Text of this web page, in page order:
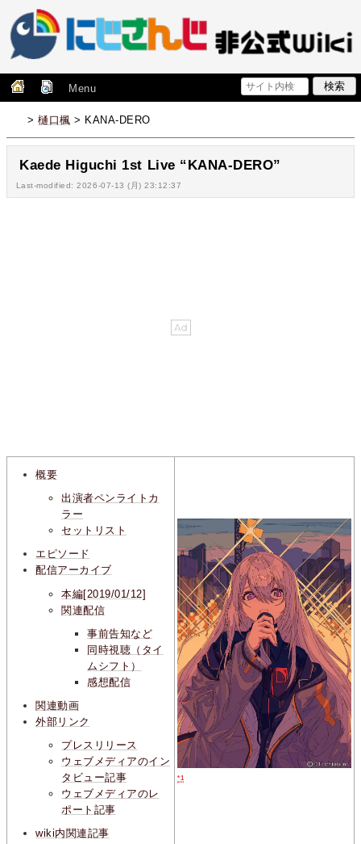
Menu
>樋口楓 > KANA-DERO
Kaede Higuchi 1st Live “KANA-DERO”
Last-modified: 2026-07-13 (月) 23:12:37
概要
出演者ペンライトカ
ラー
セットリスト
エピソード
配信アーカイブ
本編[2019/01/12]
関連配信
事前告知など
同時視聴（タイ
ムシフト）
感想配信
関連動画
外部リンク
プレスリリース
ウェブメディアのイン
タビュー記事
ウェブメディアのレ
ポート記事
wiki内関連記事
*1